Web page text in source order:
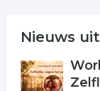
Nieuws